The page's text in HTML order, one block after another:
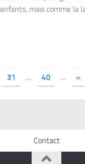
mais comme la
31 … 40 … »
Contact